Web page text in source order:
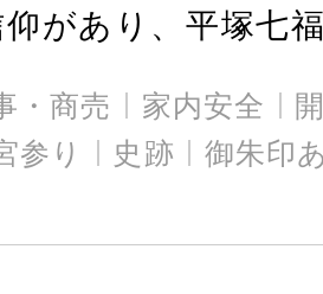
があり、平塚七
・商売 家内安全
参り 史跡 御朱印